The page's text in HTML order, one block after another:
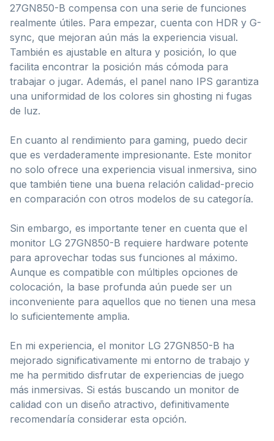
27GN850-B compensa con una serie de funciones
realmente útiles. Para empezar, cuenta con HDR y G-
sync, que mejoran aún más la experiencia visual.
También es ajustable en altura y posición, lo que
facilita encontrar la posición más cómoda para
trabajar o jugar. Además, el panel nano IPS garantiza
una uniformidad de los colores sin ghosting ni fugas
de luz.
En cuanto al rendimiento para gaming, puedo decir
que es verdaderamente impresionante. Este monitor
no solo ofrece una experiencia visual inmersiva, sino
que también tiene una buena relación calidad-precio
en comparación con otros modelos de su categoría.
Sin embargo, es importante tener en cuenta que el
monitor LG 27GN850-B requiere hardware potente
para aprovechar todas sus funciones al máximo.
Aunque es compatible con múltiples opciones de
colocación, la base profunda aún puede ser un
inconveniente para aquellos que no tienen una mesa
lo suficientemente amplia.
En mi experiencia, el monitor LG 27GN850-B ha
mejorado significativamente mi entorno de trabajo y
me ha permitido disfrutar de experiencias de juego
más inmersivas. Si estás buscando un monitor de
calidad con un diseño atractivo, definitivamente
recomendaría considerar esta opción.